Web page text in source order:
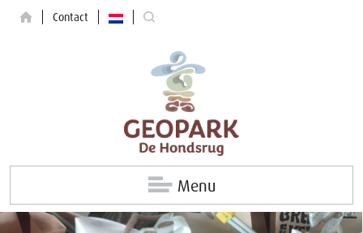
Contact
Menu